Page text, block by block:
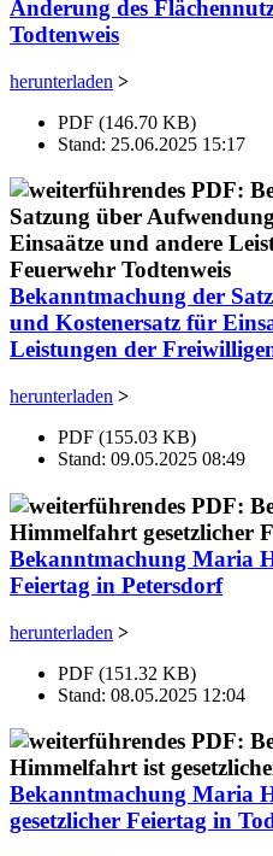
Änderung des
Todtenweis
herunterladen >
PDF (146.70 KB)
Stand: 25.06.2025 15:17
Bekanntmachung der
und Kostenersatz für
Leistungen der
herunterladen >
PDF (155.03 KB)
Stand: 09.05.2025 08:49
Bekanntmachung Maria
Feiertag in Petersdorf
herunterladen >
PDF (151.32 KB)
Stand: 08.05.2025 12:04
Bekanntmachung Maria
gesetzlicher Feiertag in